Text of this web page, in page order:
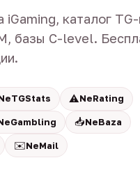
iGaming, каталог
базы C-level.
⚠️NeRating
📥NeBaza
✉️NeMail